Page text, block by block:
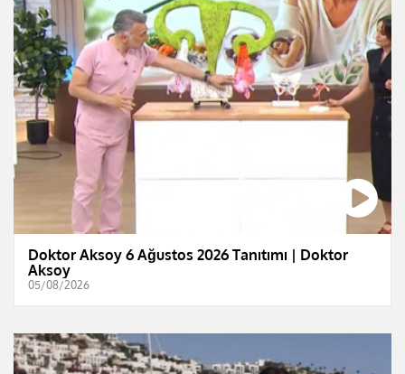
Doktor Aksoy 6 Ağustos 2026 Tanıtımı | Doktor
Aksoy
05/08/2026